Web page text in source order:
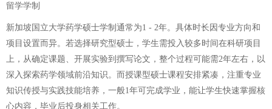
留学学制
新加坡国立大学药学硕士学制通常为1 - 2年。具体时长因专业方向和
项目设置而异。若选择研究型硕士，学生需投入较多时间在科研项目
上，从确定课题、开展实验到撰写论文，整个过程可能需2年左右，以
深入探索药学领域前沿知识。而授课型硕士课程安排紧凑，注重专业
知识传授与实践技能培养，一般1年可完成学业，能让学生快速掌握核
心内容，毕业后投身相关工作。